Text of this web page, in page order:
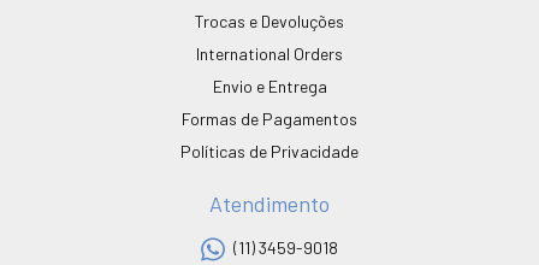
Trocas e Devoluções
International Orders
Envio e Entrega
Formas de Pagamentos
Políticas de Privacidade
Atendimento
(11) 3459-9018